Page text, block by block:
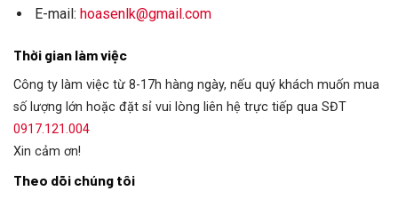
E-mail: hoasenlk@gmail.com
Thời gian làm việc
Công ty làm việc từ 8-17h hàng ngày, nếu quý khách muốn mua
số lượng lớn hoặc đặt sỉ vui lòng liên hệ trực tiếp qua SĐT
0917.121.004
Xin cảm ơn!
Theo dõi chúng tôi